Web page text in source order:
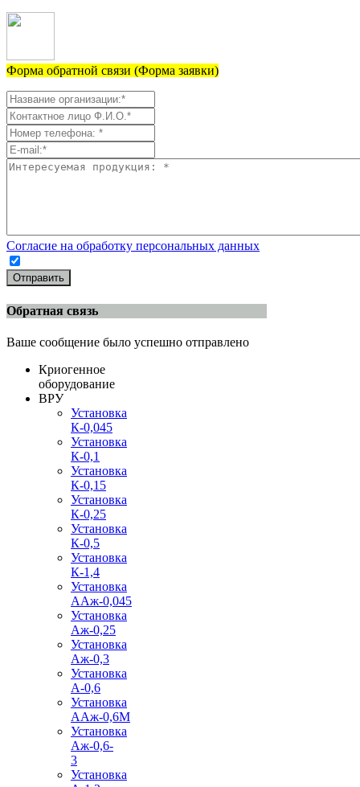
Форма обратной связи (Форма заявки)
Согласие на обработку персональных данных
Отправить
Обратная связь
Ваше сообщение было успешно отправлено
Криогенное
оборудование
ВРУ
Установка
К-0,045
Установка
К-0,1
Установка
К-0,15
Установка
К-0,25
Установка
К-0,5
Установка
К-1,4
Установка
ААж-0,045
Установка
Аж-0,25
Установка
Аж-0,3
Установка
А-0,6
Установка
ААж-0,6М
Установка
Аж-0,6-
3
Установка